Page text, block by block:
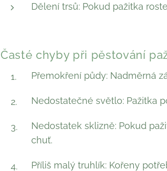
Dělení trsů: Pokud pažitka
Časté chyby při pěstování
Přemokření půdy: Nadměrná
Nedostatečné světlo: Pažitka
Nedostatek sklizně: Pokud
chuť.
Příliš malý truhlík: Kořeny